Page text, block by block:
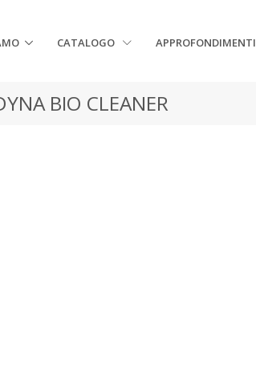
CATALOGO APPROFONDIMENTI
BIO CLEANER